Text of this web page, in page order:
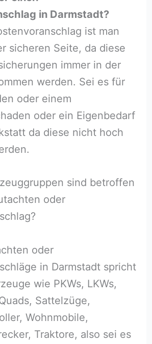
in Darmstadt?
ist man
sicheren Seite, da diese
immer in der
werden. Sei es für
oder einem
oder ein Eigenbedarf
da diese nicht hoch
sind betroffen
oder
oder
in Darmstadt spricht
wie PKWs, LKWs,
Sattelzüge,
Wohnmobile,
Traktore, also sei es